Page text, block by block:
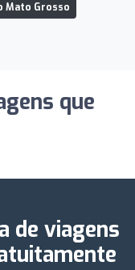
Mato Grosso
que
de viagens